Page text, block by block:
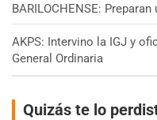
BARILOCHENSE:
AKPS: Intervino la IGJ y
General Ordinaria
Quizás te lo